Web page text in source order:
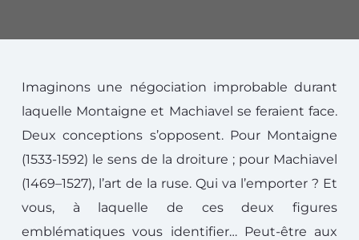
Imaginons une négociation improbable durant
laquelle Montaigne et Machiavel se feraient face.
Deux conceptions s’opposent. Pour Montaigne
(1533-1592) le sens de la droiture ; pour Machiavel
(1469–1527), l’art de la ruse. Qui va l’emporter ? Et
vous, à laquelle de ces deux figures
emblématiques vous identifier… Peut-être aux